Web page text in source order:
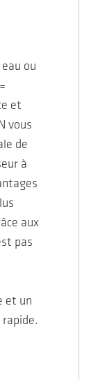
ou
et
vous
de
à
aux
pas
et un